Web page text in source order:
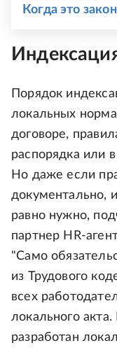
Когда это
Порядок
локальных
договоре,
распорядка или
Но даже если
документально,
равно нужно,
партнер HR-
"Само
из Трудового
всех
локального
разработан